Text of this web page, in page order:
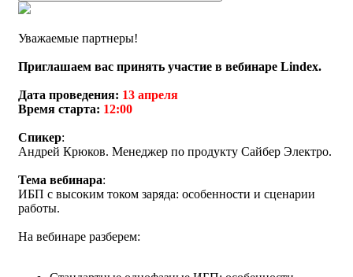
Уважаемые партнеры!
Приглашаем вас принять участие в вебинаре Lindex.
Дата проведения: 13 апреля
Время старта: 12:00
Спикер:
Андрей Крюков. Менеджер по продукту Сайбер Электро.
Тема вебинара:
ИБП с высоким током заряда: особенности и сценарии
работы.
На вебинаре разберем: